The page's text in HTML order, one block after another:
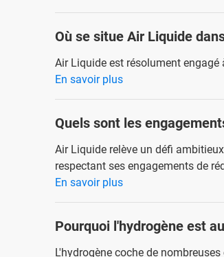
Où se situe Air Liquide
Air Liquide est résolument
En savoir plus
Quels sont les
Air Liquide relève un défi
respectant ses engagements de
En savoir plus
Pourquoi l'hydrogène est
L'hydrogène coche de nombreuses